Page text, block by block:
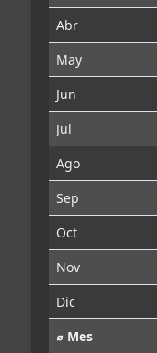
Abr
May
Jun
Jul
Ago
Sep
Oct
Nov
Dic
⌀ Mes